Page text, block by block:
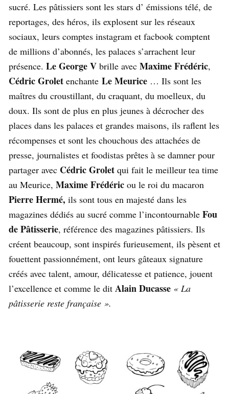
sucré. Les pâtissiers sont les stars d’ émissions télé, de
reportages, des héros, ils explosent sur les réseaux
sociaux, leurs comptes instagram et facbook comptent
de millions d’abonnés, les palaces s’arrachent leur
présence. Le George V brille avec Maxime Frédéric,
Cédric Grolet enchante Le Meurice … Ils sont les
maîtres du croustillant, du craquant, du moelleux, du
doux. Ils sont de plus en plus jeunes à décrocher des
places dans les palaces et grandes maisons, ils raflent les
récompenses et sont les chouchous des attachées de
presse, journalistes et foodistas prêtes à se damner pour
partager avec Cédric Grolet qui fait le meilleur tea time
au Meurice, Maxime Frédéric ou le roi du macaron
Pierre Hermé, ils sont tous en majesté dans les
magazines dédiés au sucré comme l’incontournable Fou
de Pâtisserie, référence des magazines pâtissiers. Ils
créent beaucoup, sont inspirés furieusement, ils pèsent et
fouettent passionnément, ont leurs gâteaux signature
créés avec talent, amour, délicatesse et patience, jouent
l’excellence et comme le dit Alain Ducasse « La
pâtisserie reste française ».